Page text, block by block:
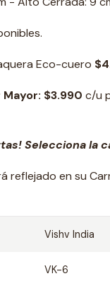
Eco-cuero
$3.990 c/u
Selecciona la
reflejado en su
Vishv India
VK-6